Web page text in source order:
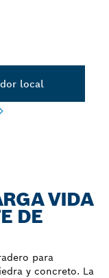
local
VIDA
DE
para
y concreto. La